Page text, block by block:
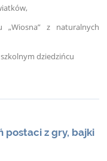
„Wiosna” z naturalnych
dziedzińcu
postaci z gry, bajki